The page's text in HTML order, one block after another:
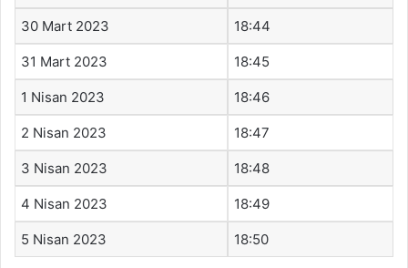
30 Mart 2023 18:44
31 Mart 2023 18:45
1 Nisan 2023 18:46
2 Nisan 2023 18:47
3 Nisan 2023 18:48
4 Nisan 2023 18:49
5 Nisan 2023 18:50